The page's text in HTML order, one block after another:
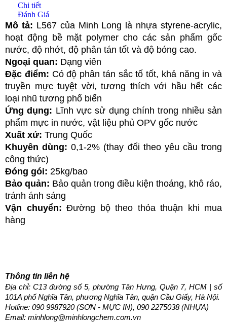
Chi tiết
Đánh Giá
Mô tả: L567 của Minh Long là nhựa styrene-acrylic,
hoạt động bề mặt polymer cho các sản phẩm gốc
nước, độ nhớt, độ phân tán tốt và độ bóng cao.
Ngoại quan: Dạng viên
Đặc điểm: Có độ phân tán sắc tố tốt, khả năng in và
truyền mực tuyệt vời, tương thích với hầu hết các
loại nhũ tương phổ biến
Ứng dụng: Lĩnh vực sử dụng chính trong nhiều sản
phẩm mực in nước, vật liệu phủ OPV gốc nước
Xuất xứ: Trung Quốc
Khuyên dùng: 0,1-2% (thay đổi theo yêu cầu trong
công thức)
Đóng gói: 25kg/bao
Bảo quản: Bảo quản trong điều kiện thoáng, khô ráo,
tránh ánh sáng
Vận chuyển: Đường bộ theo thỏa thuận khi mua
hàng
Thông tin liên hệ
Địa chỉ: C13 đường số 5, phường Tân Hưng, Quận 7, HCM | số
101A phố Nghĩa Tân, phương Nghĩa Tân, quận Cầu Giấy, Hà Nội.
Hotline: 090 9987920 (SƠN - MỰC IN), 090 2275038 (NHỰA)
Email: minhlong@minhlongchem.com.vn